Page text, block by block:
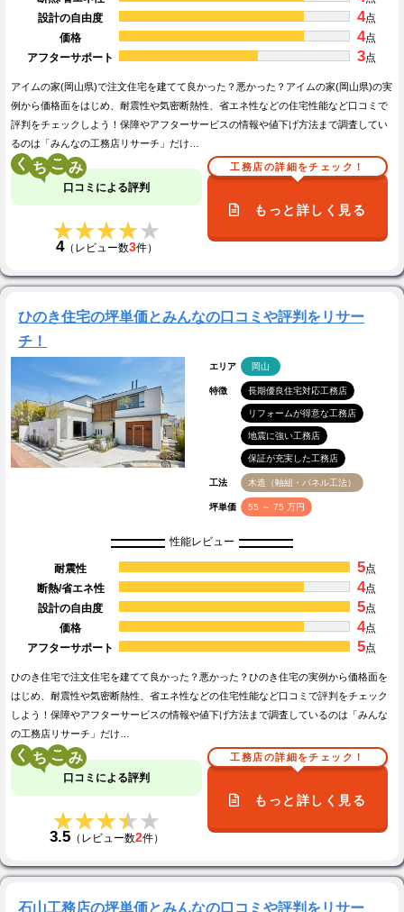
設計の自由度
4点
価格
4点
アフターサポート
3点
アイムの家(岡山県)で注文住宅を建てて良かった？悪かった？アイムの家(岡山県)の実
例から価格面をはじめ、耐震性や気密断熱性、省エネ性などの住宅性能など口コミで
評判をチェックしよう！保障やアフターサービスの情報や値下げ方法まで調査してい
るのは「みんなの工務店リサーチ」だけ…
く こ
口コミによる評判
★★★★★
★★★★★
4（レビュー数3件）
工務店の詳細をチェック！
もっと詳しく見る
ひのき住宅の坪単価とみんなの口コミや評判をリサー
チ！
エリア 岡山
特徴 長期優良住宅対応工務店
リフォームが得意な工務店
地震に強い工務店
保証が充実した工務店
工法 木造（軸組・パネル工法）
坪単価 55 ～ 75 万円
性能レビュー
耐震性 5点
断熱/省エネ性
4点
設計の自由度
5点
価格
4点
アフターサポート
5点
ひのき住宅で注文住宅を建てて良かった？悪かった？ひのき住宅の実例から価格面を
はじめ、耐震性や気密断熱性、省エネ性などの住宅性能など口コミで評判をチェック
しよう！保障やアフターサービスの情報や値下げ方法まで調査しているのは「みんな
の工務店リサーチ」だけ…
く こ
口コミによる評判
★★★★★
★★★★★
3.5（レビュー数2件）
工務店の詳細をチェック！
もっと詳しく見る
石山工務店の坪単価とみんなの口コミや評判をリサー